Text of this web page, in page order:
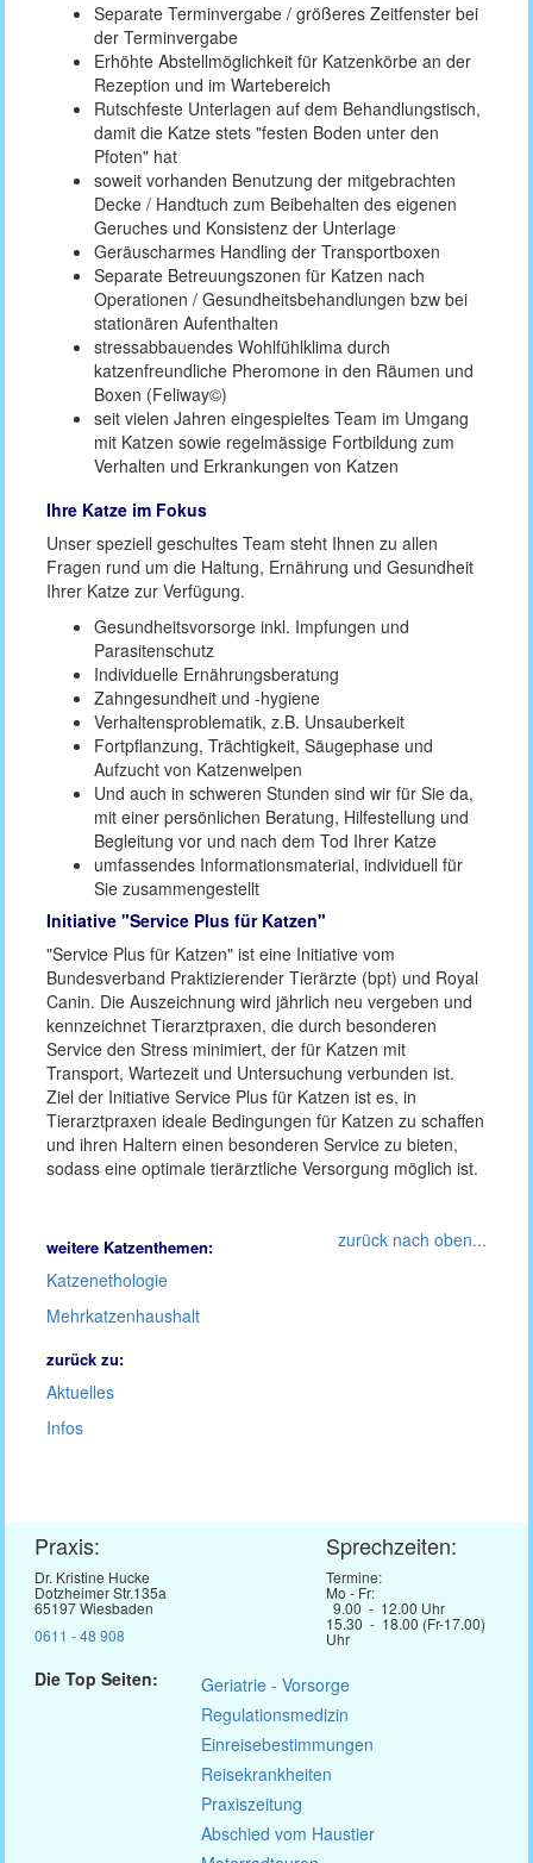
Separate Terminvergabe / größeres Zeitfenster bei
der Terminvergabe
Erhöhte Abstellmöglichkeit für Katzenkörbe an der
Rezeption und im Wartebereich
Rutschfeste Unterlagen auf dem Behandlungstisch,
damit die Katze stets "festen Boden unter den
Pfoten" hat
soweit vorhanden Benutzung der mitgebrachten
Decke / Handtuch zum Beibehalten des eigenen
Geruches und Konsistenz der Unterlage
Geräuscharmes Handling der Transportboxen
Separate Betreuungszonen für Katzen nach
Operationen / Gesundheitsbehandlungen bzw bei
stationären Aufenthalten
stressabbauendes Wohlfühlklima durch
katzenfreundliche Pheromone in den Räumen und
Boxen (Feliway©)
seit vielen Jahren eingespieltes Team im Umgang
mit Katzen sowie regelmässige Fortbildung zum
Verhalten und Erkrankungen von Katzen
Ihre Katze im Fokus
Unser speziell geschultes Team steht Ihnen zu allen
Fragen rund um die Haltung, Ernährung und Gesundheit
Ihrer Katze zur Verfügung.
Gesundheitsvorsorge inkl. Impfungen und
Parasitenschutz
Individuelle Ernährungsberatung
Zahngesundheit und -hygiene
Verhaltensproblematik, z.B. Unsauberkeit
Fortpflanzung, Trächtigkeit, Säugephase und
Aufzucht von Katzenwelpen
Und auch in schweren Stunden sind wir für Sie da,
mit einer persönlichen Beratung, Hilfestellung und
Begleitung vor und nach dem Tod Ihrer Katze
umfassendes Informationsmaterial, individuell für
Sie zusammengestellt
Initiative "Service Plus für Katzen"
"Service Plus für Katzen" ist eine Initiative vom
Bundesverband Praktizierender Tierärzte (bpt) und Royal
Canin. Die Auszeichnung wird jährlich neu vergeben und
kennzeichnet Tierarztpraxen, die durch besonderen
Service den Stress minimiert, der für Katzen mit
Transport, Wartezeit und Untersuchung verbunden ist.
Ziel der Initiative Service Plus für Katzen ist es, in
Tierarztpraxen ideale Bedingungen für Katzen zu schaffen
und ihren Haltern einen besonderen Service zu bieten,
sodass eine optimale tierärztliche Versorgung möglich ist.
zurück nach oben...
weitere Katzenthemen:
Katzenethologie
Mehrkatzenhaushalt
zurück zu:
Aktuelles
Infos
Praxis:
Dr. Kristine Hucke
Dotzheimer Str.135a
65197 Wiesbaden
0611 - 48 908
Sprechzeiten:
Termine:
Mo - Fr:
9.00 - 12.00 Uhr
15.30 - 18.00 (Fr-17.00)
Uhr
Die Top Seiten:
Geriatrie - Vorsorge
Regulationsmedizin
Einreisebestimmungen
Reisekrankheiten
Praxiszeitung
Abschied vom Haustier